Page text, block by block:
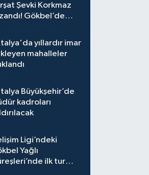
Şevki Korkmaz
Gökbel’de
elendi!
yıllardır imar
mahalleler
Büyükşehir’de
kadroları
Ligi’ndeki
Yağlı
ilk tur